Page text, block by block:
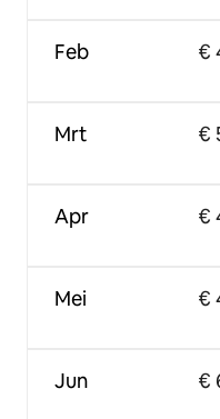
Feb
Mrt
Apr
Mei
Jun
€
€
€
€
€